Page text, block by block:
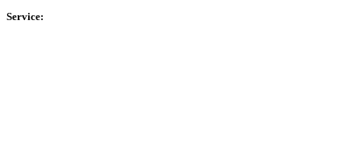
Service: